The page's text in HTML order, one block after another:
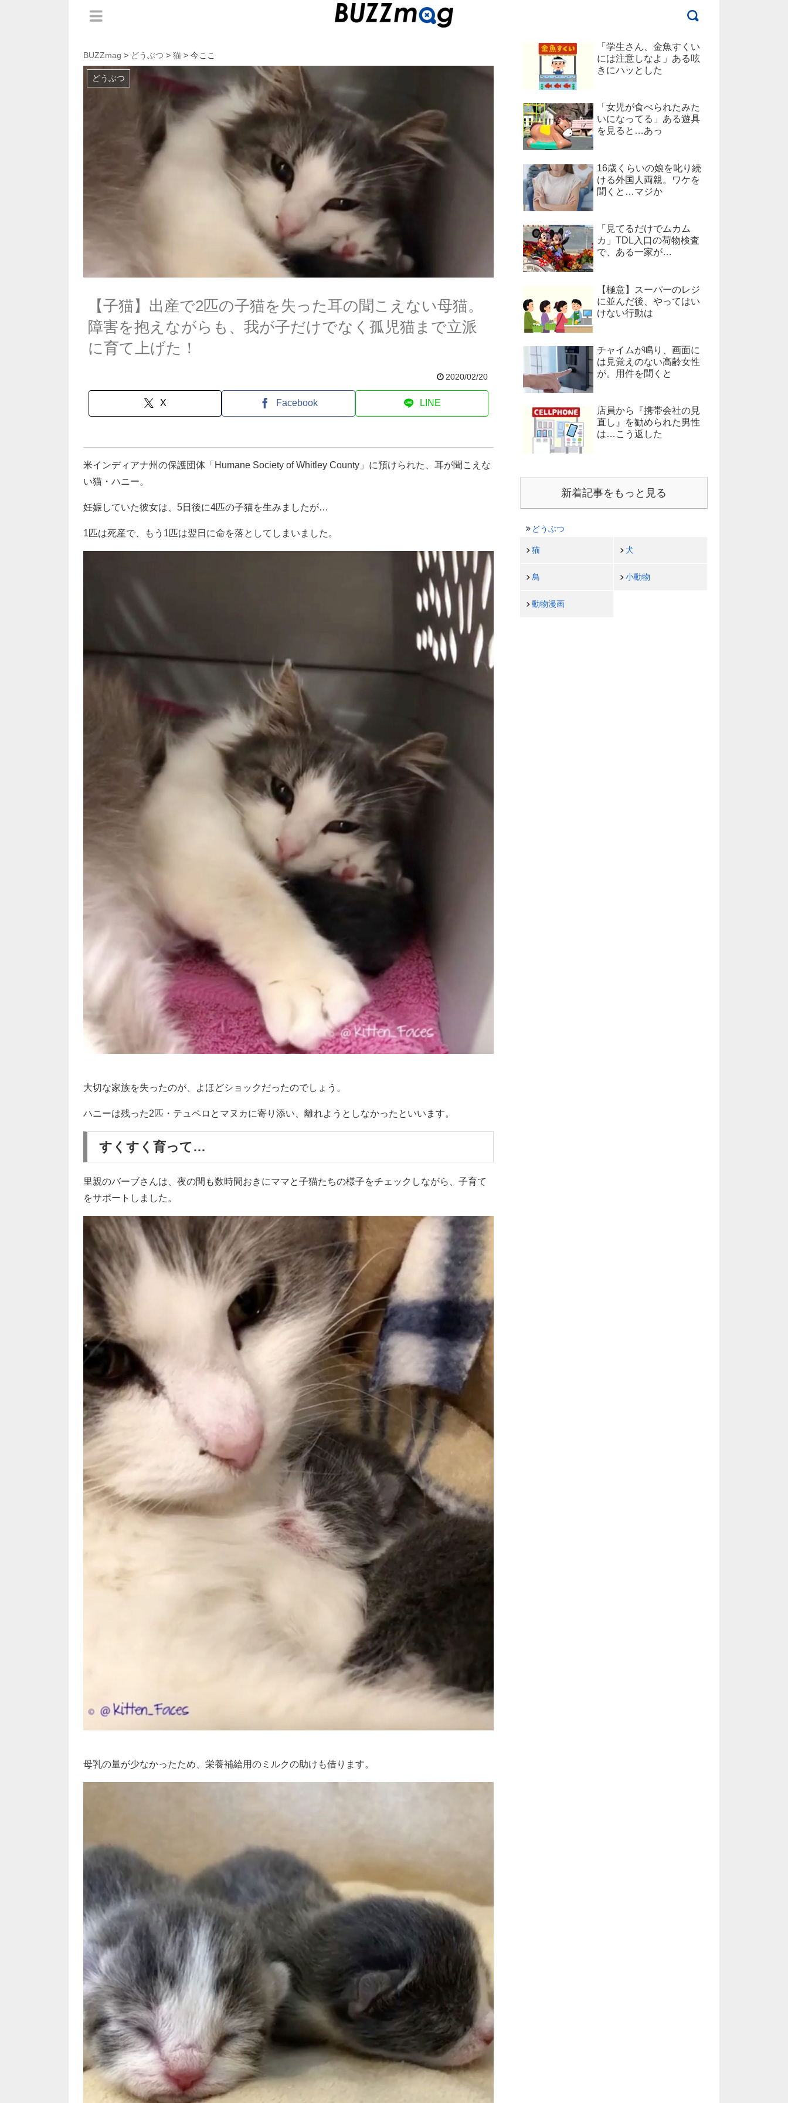
BUZZmag > どうぶつ > 猫 > 今ここ
どうぶつ
【子猫】出産で2匹の子猫を失った耳の聞こえない母猫。
障害を抱えながらも、我が子だけでなく孤児猫まで立派
に育て上げた！
2020/02/20
X Facebook LINE
米インディアナ州の保護団体「Humane Society of Whitley County」に預けられた、耳が聞こえな
い猫・ハニー。
妊娠していた彼女は、5日後に4匹の子猫を生みましたが…
1匹は死産で、もう1匹は翌日に命を落としてしまいました。
大切な家族を失ったのが、よほどショックだったのでしょう。
ハニーは残った2匹・テュペロとマヌカに寄り添い、離れようとしなかったといいます。
すくすく育って…
里親のバーブさんは、夜の間も数時間おきにママと子猫たちの様子をチェックしながら、子育て
をサポートしました。
母乳の量が少なかったため、栄養補給用のミルクの助けも借ります。
「学生さん、金魚すくい
には注意しなよ」ある呟
きにハッとした
「女児が食べられたみた
いになってる」ある遊具
を見ると…あっ
16歳くらいの娘を叱り続
ける外国人両親。ワケを
聞くと…マジか
「見てるだけでムカム
カ」TDL入口の荷物検査
で、ある一家が…
【極意】スーパーのレジ
に並んだ後、やってはい
けない行動は
チャイムが鳴り、画面に
は見覚えのない高齢女性
が。用件を聞くと
店員から『携帯会社の見
直し』を勧められた男性
は…こう返した
新着記事をもっと見る
どうぶつ
猫 犬
鳥 小動物
動物漫画